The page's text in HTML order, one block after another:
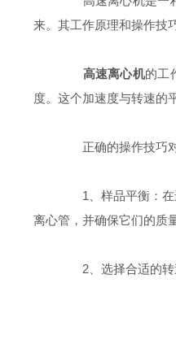
来。其工作原理和操作技
高速离心机的工
度。这个加速度与转速的
正确的操作技巧对
1、样品平衡：在进
离心管，并确保它们的质
2、选择合适的转速